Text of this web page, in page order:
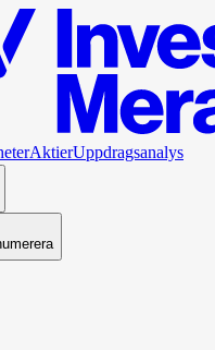
AktierUppdragsanalys